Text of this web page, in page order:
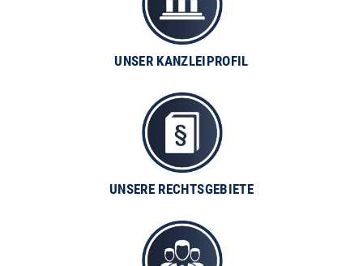
UNSER KANZLEIPROFIL
UNSERE RECHTSGEBIETE